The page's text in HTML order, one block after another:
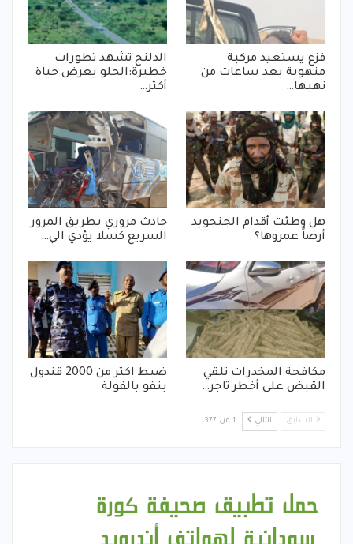
فزع يستعيد مركبة
منهوبة بعد ساعات من
نهبها…
الدلنج تشهد تطورات
خطيرة:الحلو يعرض حياة
أكثر…
هل وطئت أقدام الجنجويد
أرضاً عمروها؟
حادث مروري بطريق المرور
السريع كسلا يؤدي الي…
مكافحة المخدرات تلقي
القبض على أخطر تاجر…
ضبط اكثر من 2000 قندول
بنقو بالفولة
السابق التالي 1 من 377